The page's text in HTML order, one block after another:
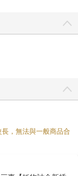
，無法與一般商品合